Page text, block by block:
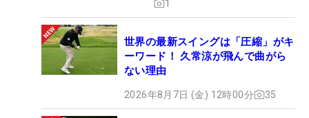
1
世界の最新スイングは「圧縮」がキ
ーワード！ 久常涼が飛んで曲がら
ない理由
2026年8月7日 (金) 12時00分 35